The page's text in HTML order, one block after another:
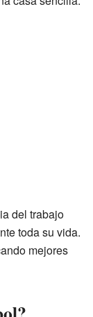
del trabajo
toda su vida.
mejores